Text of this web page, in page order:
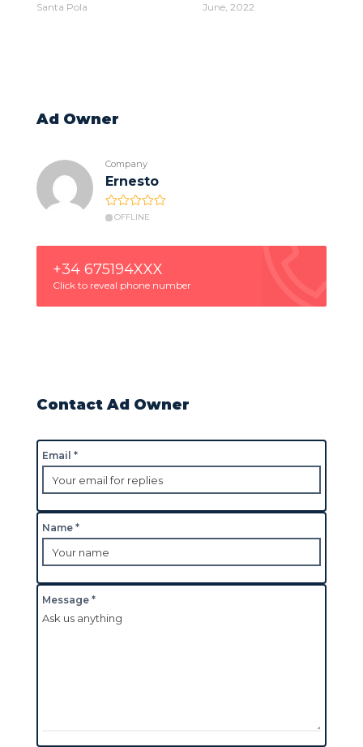
Santa Pola
June, 2022
Ad Owner
Company
Ernesto
OFFLINE
+34 675194XXX
Click to reveal phone number
Contact Ad Owner
Email *
Name *
Message *